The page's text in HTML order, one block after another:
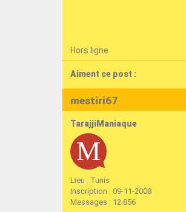
Hors ligne
Aiment ce post :
mestiri67
TarajjiManiaque
Lieu : Tunis
Inscription : 09-11-2008
Messages : 12 856